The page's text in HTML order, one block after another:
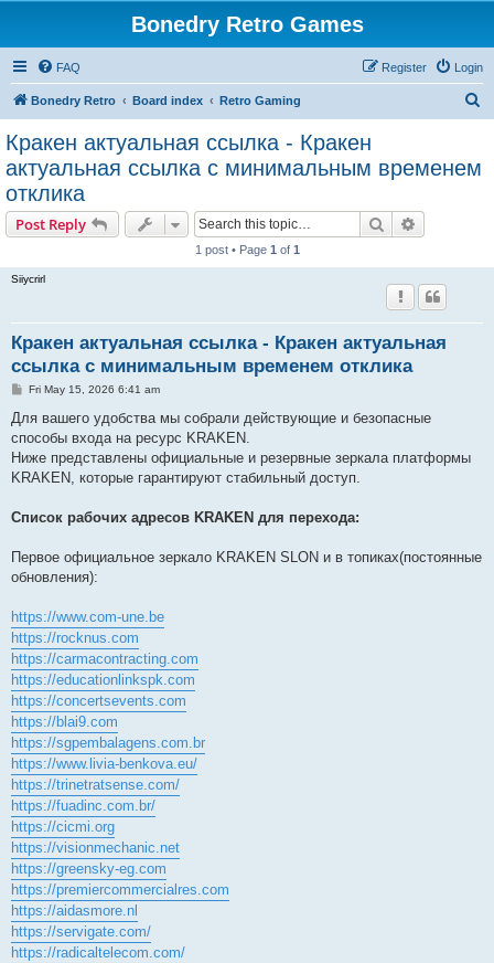
Bonedry Retro Games
FAQ Login
Register
Bonedry Retro Board index Retro Gaming
Кракен актуальная ссылка - Кракен
актуальная ссылка с минимальным временем
отклика
Post Reply Search
1 post • Page 1 of 1
Siiycrirl
Кракен актуальная ссылка - Кракен актуальная
ссылка с минимальным временем отклика
P
s
Fri May 15, 2026 6:41 am
Для вашего удобства мы собрали действующие и безопасные
способы входа на ресурс KRAKEN.
Ниже представлены официальные и резервные зеркала платформы
KRAKEN, которые гарантируют стабильный доступ.
Список рабочих адресов KRAKEN для перехода:
Первое официальное зеркало KRAKEN SLON и в топиках(постоянные
обновления):
https://www.com-une.be
https://rocknus.com
https://carmacontracting.com
https://educationlinkspk.com
https://concertsevents.com
https://blai9.com
https://sgpembalagens.com.br
https://www.livia-benkova.eu/
https://trinetratsense.com/
https://fuadinc.com.br/
https://cicmi.org
https://visionmechanic.net
https://greensky-eg.com
https://premiercommercialres.com
https://aidasmore.nl
https://servigate.com/
https://radicaltelecom.com/